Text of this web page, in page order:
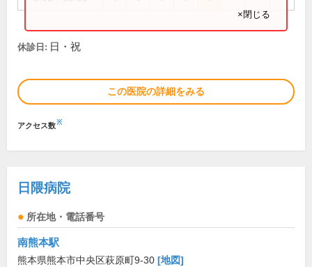
×閉じる
休診日: 日・祝
この医院の詳細をみる
アクセス数※
日隈病院
所在地・電話番号
南熊本駅
熊本県熊本市中央区萩原町9-30 [地図]